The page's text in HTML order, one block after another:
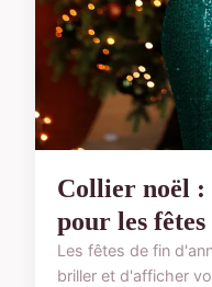
Collier noël :
pour les fêtes
Les fêtes de fin
briller et d'afficher